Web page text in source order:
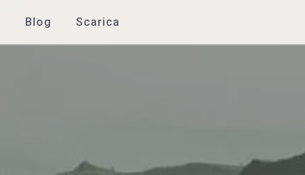
Blog Scarica